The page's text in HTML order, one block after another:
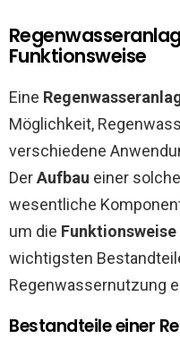
Funktionsweise
Eine
Möglichkeit,
verschiedene
DerAufbau einer
wesentliche
um die Funktionsweise
wichtigsten
Regenwassernutzung
Bestandteile einer